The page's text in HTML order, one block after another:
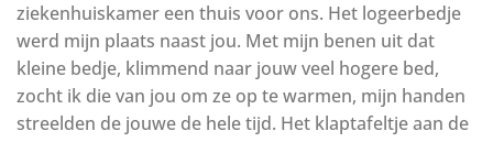
ziekenhuiskamer een thuis voor ons. Het logeerbedje
werd mijn plaats naast jou. Met mijn benen uit dat
kleine bedje, klimmend naar jouw veel hogere bed,
zocht ik die van jou om ze op te warmen, mijn handen
streelden de jouwe de hele tijd. Het klaptafeltje aan de